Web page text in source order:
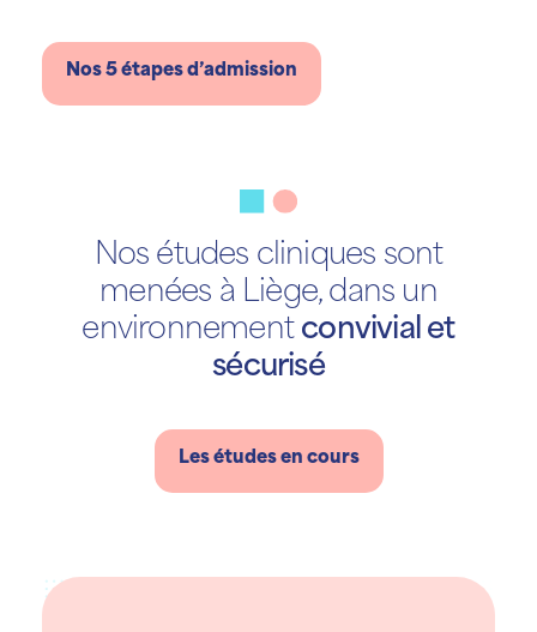
Nos 5 étapes d’admission
Nos études cliniques sont
menées à Liège, dans un
environnement convivial et
sécurisé
Les études en cours